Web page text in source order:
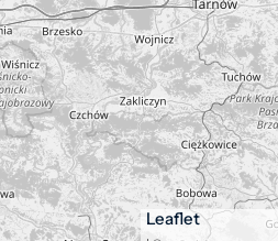
Leaflet